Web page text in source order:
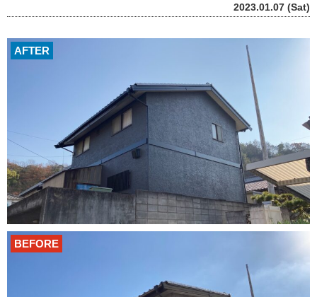
2023.01.07 (Sat)
AFTER
BEFORE